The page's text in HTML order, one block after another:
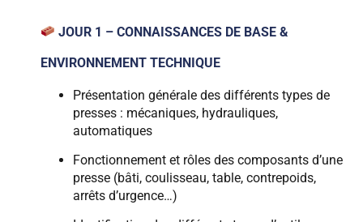
JOUR 1 – CONNAISSANCES DE BASE &
ENVIRONNEMENT TECHNIQUE
Présentation générale des différents types de
presses : mécaniques, hydrauliques,
automatiques
Fonctionnement et rôles des composants d’une
presse (bâti, coulisseau, table, contrepoids,
arrêts d’urgence…)